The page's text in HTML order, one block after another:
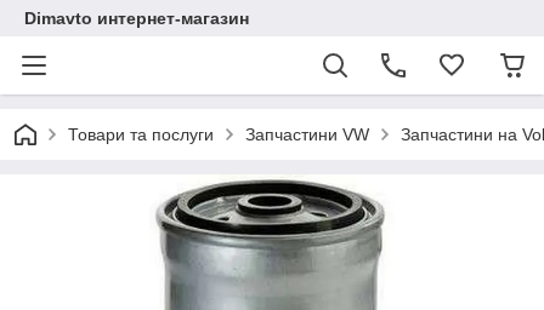
Dimavto интернет-магазин
Товари та послуги Запчастини VW Запчастини на